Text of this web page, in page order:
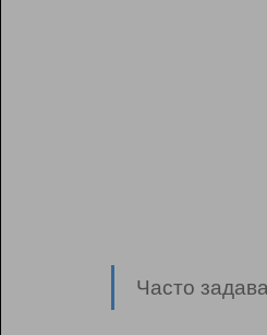
Часто